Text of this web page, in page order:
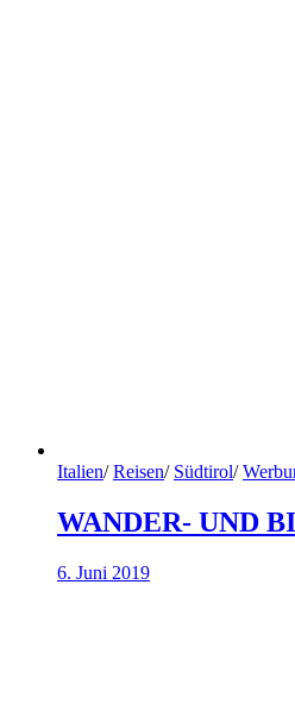
Italien/ Reisen/ Südtirol/
WANDER- UND
6. Juni 2019